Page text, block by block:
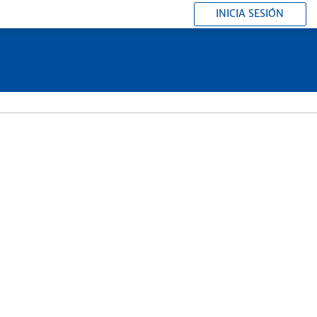
INICIA SESIÓN